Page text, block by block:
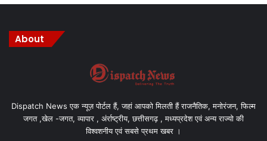
About
Dispatch News एक न्यूज़ पोर्टल हैं, जहां आपको मिलती हैं राजनैतिक, मनोरंजन, फिल्म
जगत ,खेल -जगत, व्यापार , अंर्राष्ट्रीय, छत्तीसगढ़ , मध्यप्रदेश एवं अन्य राज्यो की
विश्वशनीय एवं सबसे प्रथम खबर ।